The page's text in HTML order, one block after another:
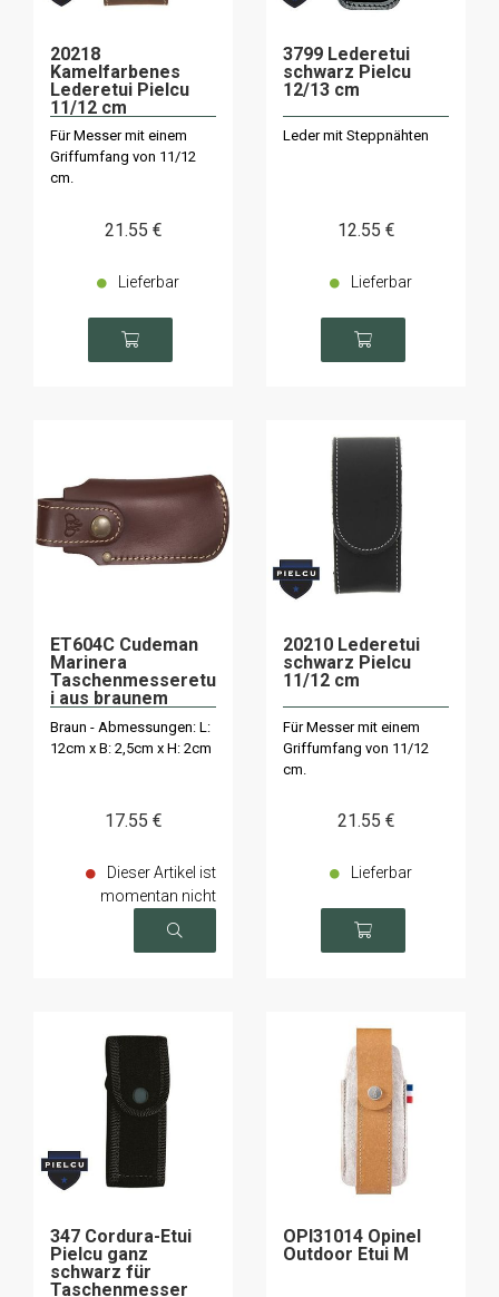
20218
Kamelfarbenes
Lederetui Pielcu
11/12 cm
Für Messer mit einem
Griffumfang von 11/12
cm.
21.55 €
Lieferbar
3799 Lederetui
schwarz Pielcu
12/13 cm
Leder mit Steppnähten
12.55 €
Lieferbar
ET604C Cudeman
Marinera
Taschenmesseretu
i aus braunem
Braun - Abmessungen: L:
12cm x B: 2,5cm x H: 2cm
17.55 €
Dieser Artikel ist
momentan nicht
verfügbar
20210 Lederetui
schwarz Pielcu
11/12 cm
Für Messer mit einem
Griffumfang von 11/12
cm.
21.55 €
Lieferbar
347 Cordura-Etui
Pielcu ganz
schwarz für
Taschenmesser
OPI31014 Opinel
Outdoor Etui M